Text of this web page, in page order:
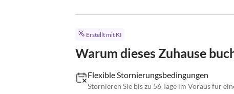
Erstellt mit KI
Warum dieses Zuhause
Flexible Stornierungsbedingungen
Stornieren Sie bis zu 56 Tage im Voraus für